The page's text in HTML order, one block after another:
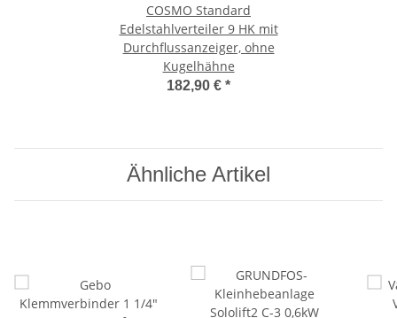
COSMO Standard
Edelstahlverteiler 9 HK mit
Durchflussanzeiger, ohne
Kugelhähne
182,90 € *
Ähnliche Artikel